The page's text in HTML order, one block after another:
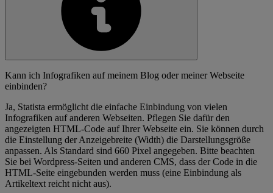
Kann ich Infografiken auf meinem Blog oder meiner Webseite
einbinden?
Ja, Statista ermöglicht die einfache Einbindung von vielen
Infografiken auf anderen Webseiten. Pflegen Sie dafür den
angezeigten HTML-Code auf Ihrer Webseite ein. Sie können durch
die Einstellung der Anzeigebreite (Width) die Darstellungsgröße
anpassen. Als Standard sind 660 Pixel angegeben. Bitte beachten
Sie bei Wordpress-Seiten und anderen CMS, dass der Code in die
HTML-Seite eingebunden werden muss (eine Einbindung als
Artikeltext reicht nicht aus).